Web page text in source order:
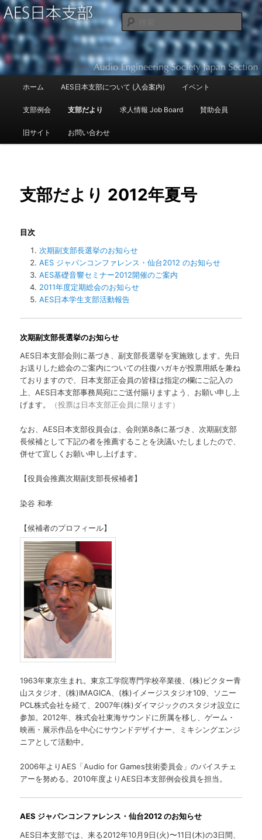
AES日本支部
Audio Engineering Society Japan Section
検
索
ュ
メ
イ
ン
ン
ン
ツ
へ
動
ホーム AES日本支部について (入会案内) イベント
支部例会 支部だより 求人情報 Job Board 賛助会員
旧サイト お問い合わせ
支部だより 2012年夏号
目次
次期副支部長選挙のお知らせ
AES ジャパンコンファレンス・仙台2012 のお知らせ
AES基礎音響セミナー2012開催のご案内
2011年度定期総会のお知らせ
AES日本学生支部活動報告
次期副支部長選挙のお知らせ
AES日本支部会則に基づき、副支部長選挙を実施致します。先日
お送りした総会のご案内についての往復ハガキが投票用紙を兼ね
ておりますので、日本支部正会員の皆様は指定の欄にご記入の
上、AES日本支部事務局宛にご送付賜りますよう、お願い申し上
げます。
（投票は日本支部正会員に限ります）
なお、AES日本支部役員会は、会則第8条に基づき、次期副支部
長候補として下記の者を推薦することを決議いたしましたので、
併せて宜しくお願い申し上げます。
【役員会推薦次期副支部長候補者】
染谷 和孝
【候補者のプロフィール】
1963年東京生まれ。東京工学院専門学校卒業後、(株)ビクター青
山スタジオ、(株)IMAGICA、(株)イメージスタジオ109、ソニー
PCL株式会社を経て、2007年(株)ダイマジックのスタジオ設立に
参加。2012年、株式会社東海サウンドに所属を移し、ゲーム・
映画・展示作品を中心にサウンドデザイナー、ミキシングエンジ
ニアとして活動中。
2006年よりAES「Audio for Games技術委員会」のバイスチェ
アーを努める。2010年度よりAES日本支部例会役員を担当。
AES ジャパンコンファレンス・仙台2012 のお知らせ
AES日本支部では、来る2012年10月9日(火)〜11日(木)の3日間、